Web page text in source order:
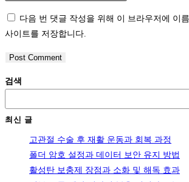
username
comment
address
comment
website
URL
(optional)
다음 번 댓글 작성을 위해 이 브라우저에 이
사이트를 저장합니다.
검색
최신 글
고관절 수술 후 재활 운동과 회복 과정
폴더 암호 설정과 데이터 보안 유지 방법
활성탄 보충제 장점과 소화 및 해독 효과